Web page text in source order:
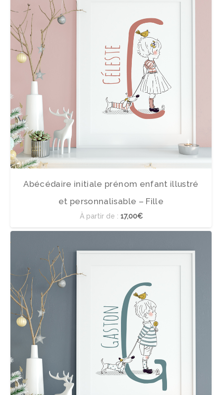
Abécédaire initiale prénom enfant illustré
et personnalisable – Fille
À partir de : 17,00€